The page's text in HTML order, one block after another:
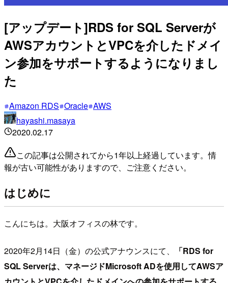
[アップデート]RDS for SQL Serverが
AWSアカウントとVPCを介したドメイ
ン参加をサポートするようになりまし
た
Amazon RDS Oracle AWS
hayashi.masaya
2020.02.17
この記事は公開されてから1年以上経過しています。情
報が古い可能性がありますので、ご注意ください。
はじめに
こんにちは。大阪オフィスの林です。
2020年2月14日（金）の公式アナウンスにて、
「RDS for
SQL Serverは、マネージドMicrosoft ADを使用してAWSア